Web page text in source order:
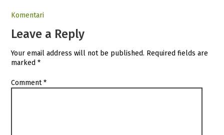
Komentari
Leave a Reply
Your email address will not be published. Required fields are
marked*
Comment*